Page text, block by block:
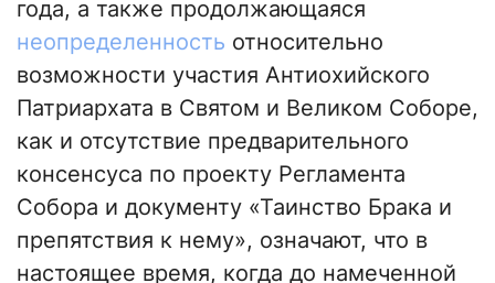
года, а также продолжающаяся
неопределенность относительно
возможности участия Антиохийского
Патриархата в Святом и Великом Соборе,
как и отсутствие предварительного
консенсуса по проекту Регламента
Собора и документу «Таинство Брака и
препятствия к нему», означают, что в
настоящее время, когда до намеченной